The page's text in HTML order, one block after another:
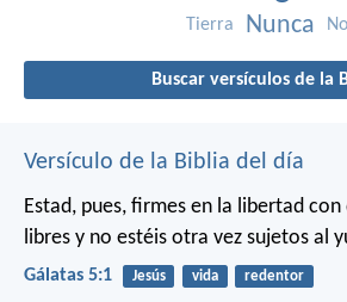
Tierra Nunca No
Buscar versículos de la
Versículo de la Biblia del día
Estad, pues, firmes en la libertad
libres y no estéis otra vez sujetos al
Gálatas 5:1 Jesús vida redentor